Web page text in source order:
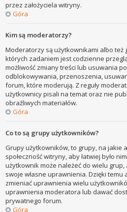
przez założyciela witryny.
Góra
Kim są moderatorzy?
Moderatorzy są użytkownikami albo też
których zadaniem jest codzienne
możliwość zmiany treści lub usuwania
odblokowywania, przenoszenia,
forum, które moderują. Z reguły
użytkownicy pisali na temat oraz nie
obraźliwych materiałów.
Góra
Co to są grupy użytkowników?
Grupy użytkowników, to grupy, na jakie
społeczność witryny, aby łatwiej było
użytkownik może należeć do wielu
swoje własne uprawnienia. Dzięki temu
zmieniać uprawnienia wielu
uprawnienia moderatora lub dawać
prywatnego forum.
Góra